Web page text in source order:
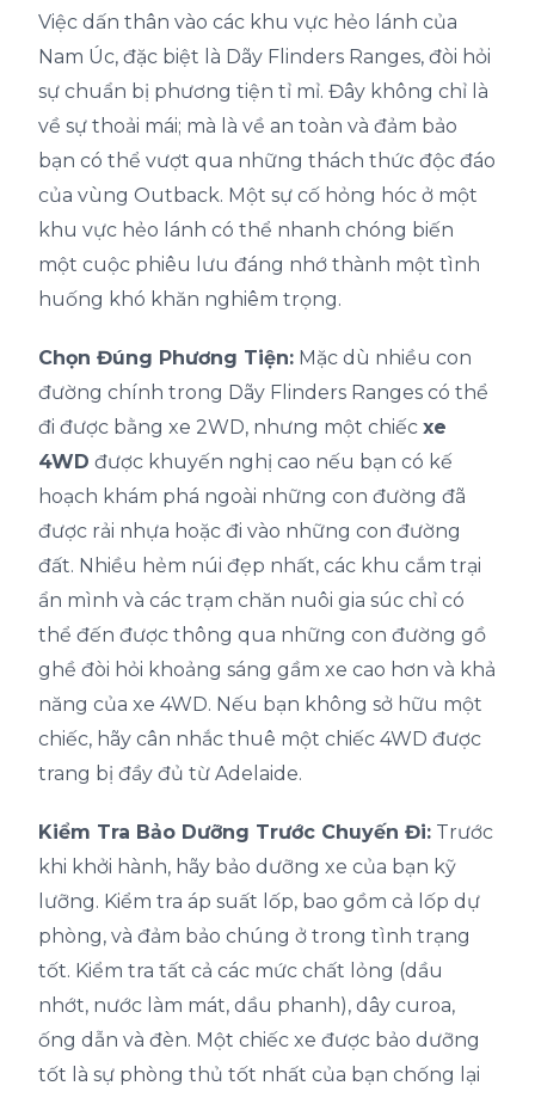
Việc dấn thân vào các khu vực hẻo lánh của
Nam Úc, đặc biệt là Dãy Flinders Ranges, đòi hỏi
sự chuẩn bị phương tiện tỉ mỉ. Đây không chỉ là
về sự thoải mái; mà là về an toàn và đảm bảo
bạn có thể vượt qua những thách thức độc đáo
của vùng Outback. Một sự cố hỏng hóc ở một
khu vực hẻo lánh có thể nhanh chóng biến
một cuộc phiêu lưu đáng nhớ thành một tình
huống khó khăn nghiêm trọng.
Chọn Đúng Phương Tiện: Mặc dù nhiều con
đường chính trong Dãy Flinders Ranges có thể
đi được bằng xe 2WD, nhưng một chiếc xe
4WD được khuyến nghị cao nếu bạn có kế
hoạch khám phá ngoài những con đường đã
được rải nhựa hoặc đi vào những con đường
đất. Nhiều hẻm núi đẹp nhất, các khu cắm trại
ẩn mình và các trạm chăn nuôi gia súc chỉ có
thể đến được thông qua những con đường gồ
ghề đòi hỏi khoảng sáng gầm xe cao hơn và khả
năng của xe 4WD. Nếu bạn không sở hữu một
chiếc, hãy cân nhắc thuê một chiếc 4WD được
trang bị đầy đủ từ Adelaide.
Kiểm Tra Bảo Dưỡng Trước Chuyến Đi: Trước
khi khởi hành, hãy bảo dưỡng xe của bạn kỹ
lưỡng. Kiểm tra áp suất lốp, bao gồm cả lốp dự
phòng, và đảm bảo chúng ở trong tình trạng
tốt. Kiểm tra tất cả các mức chất lỏng (dầu
nhớt, nước làm mát, dầu phanh), dây curoa,
ống dẫn và đèn. Một chiếc xe được bảo dưỡng
tốt là sự phòng thủ tốt nhất của bạn chống lại